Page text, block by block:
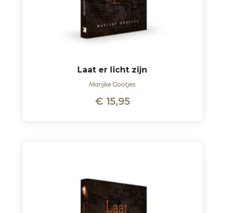
Laat er licht zijn
Marijke Gootjes
€15,95